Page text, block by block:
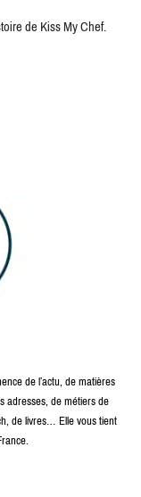
de Kiss My Chef.
de l’actu, de matières
adresses, de métiers de
de livres… Elle vous tient